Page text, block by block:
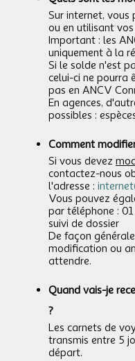
Sur internet, vous
ou en utilisant
Important : les
uniquement à la
Si le solde n'est
celui-ci ne pourra
pas en ANCV
En agences,
possibles :
Comment
Si vous devez
contactez-nous
l'adresse :
Vous pouvez
par téléphone :
suivi de dossier
De façon
modification ou
attendre.
Quand vais-je
?
Les carnets de
transmis entre 5
départ.